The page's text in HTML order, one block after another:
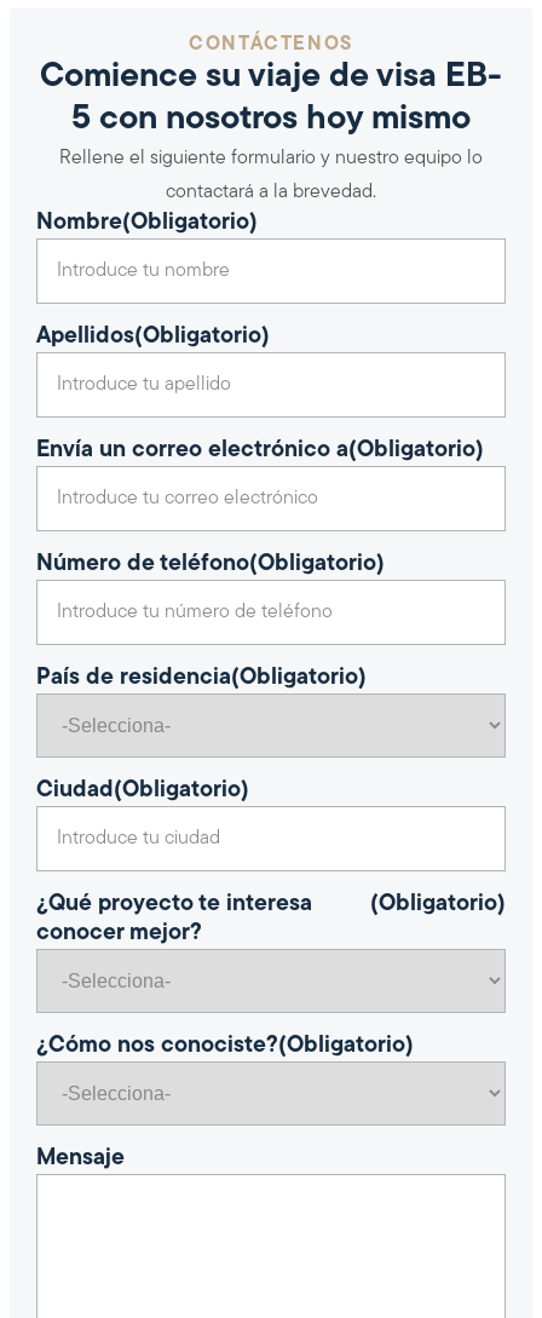
CONTÁCTENOS
Comience su viaje de visa EB-
5 con nosotros hoy mismo
Rellene el siguiente formulario y nuestro equipo lo
contactará a la brevedad.
Nombre(Obligatorio)
Apellidos(Obligatorio)
Envía un correo electrónico a(Obligatorio)
Número de teléfono(Obligatorio)
País de residencia(Obligatorio)
Ciudad (Obligatorio)
¿Qué proyecto te interesa
conocer mejor?
(Obligatorio)
¿Cómo nos conociste?(Obligatorio)
Mensaje